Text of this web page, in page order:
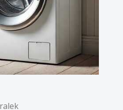
Ostrowiecki serwis lodówek